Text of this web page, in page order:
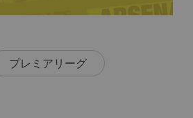
プレミアリーグ